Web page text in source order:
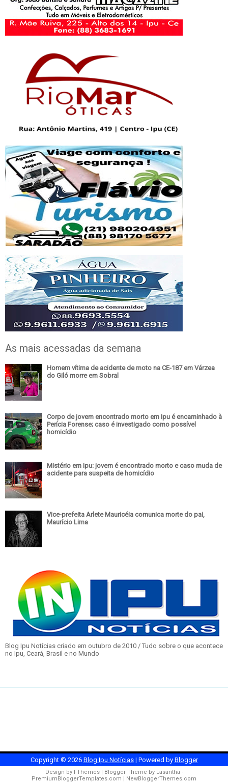
As mais acessadas da semana
Homem vítima de acidente de moto na CE-187 em Várzea
do Giló morre em Sobral
Corpo de jovem encontrado morto em Ipu é encaminhado à
Perícia Forense; caso é investigado como possível
homicídio
Mistério em Ipu: jovem é encontrado morto e caso muda de
acidente para suspeita de homicídio
Vice-prefeita Arlete Mauricéia comunica morte do pai,
Maurício Lima
Blog Ipu Notícias criado em outubro de 2010 / Tudo sobre o que acontece
no Ipu, Ceará, Brasil e no Mundo
Copyright © 2026 Blog Ipu Notícias| Powered by Blogger
Design by FThemes| Blogger Theme by Lasantha -
PremiumBloggerTemplates.com | NewBloggerThemes.com